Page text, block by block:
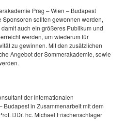
Prag – Wien – Budapest
sollten gewonnen werden,
auch ein größeres Publikum und
werden, um wiederum für
zu gewinnen. Mit den zusätzlichen
Angebot der Sommerakademie, sowie
der Internationalen
Budapest in Zusammenarbeit mit dem
DDr. hc. Michael Frischenschlager